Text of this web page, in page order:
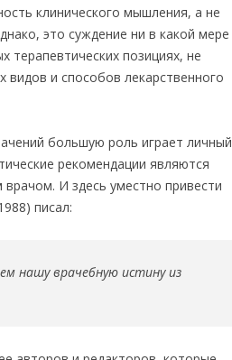
клинического мышления, а не
это суждение ни в какой мере
терапевтических позициях, не
видов и способов лекарственного
большую роль играет личный
рекомендации являются
И здесь уместно привести
писал:
нашу врачебную истину из